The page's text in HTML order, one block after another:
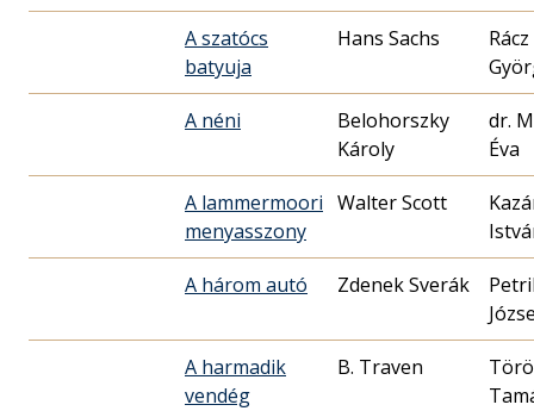
A szatócs
batyuja
Hans Sachs
Rácz
A néni
Belohorszky
Károly
dr.
Éva
A lammermoori
menyasszony
Walter Scott
A három autó Zdenek Sverák
A harmadik
vendég
B. Traven